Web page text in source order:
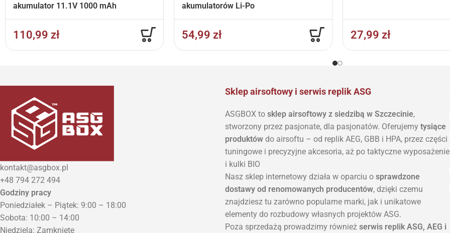
akumulator 11.1V 1000 mAh
110,99 zł
akumulatorów Li-Po
54,99 zł 27,99 zł
kontakt@asgbox.pl
+48 794 272 494
Godziny pracy
Poniedziałek – Piątek: 9:00 – 18:00
Sobota: 10:00 – 14:00
Niedziela: Zamknięte
Sklep airsoftowy i serwis replik ASG
ASGBOX to sklep airsoftowy z siedzibą w Szczecinie,
stworzony przez pasjonate, dla pasjonatów. Oferujemy tysiące
produktów do airsoftu – od replik AEG, GBB i HPA, przez części
tuningowe i precyzyjne akcesoria, aż po taktyczne wyposażenie
i kulki BIO
Nasz sklep internetowy działa w oparciu o sprawdzone
dostawy od renomowanych producentów, dzięki czemu
znajdziesz tu zarówno popularne marki, jak i unikatowe
elementy do rozbudowy własnych projektów ASG.
Poza sprzedażą prowadzimy również serwis replik ASG, AEG i